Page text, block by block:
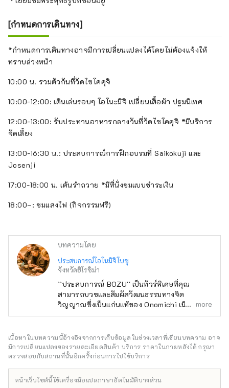
[กำหนดการเดินทาง]
*กำหนดการเดินทางอาจมีการเปลี่ยนแปลงได้โดยไม่ต้องแจ้งให้
ทราบล่วงหน้า
10:00 น. รวมตัวกันที่วัดไซโคคุจิ
10:00-12:00: เดินเล่นรอบๆ โอโนะมิจิ เปลี่ยนเสื้อผ้า ปฐมนิเทศ
12:00-13:00: รับประทานอาหารกลางวันที่วัดไซโคคุจิ *มีบริการ
จัดเลี้ยง
13:00-16:30 น.: ประสบการณ์การฝึกอบรมที่ Saikokuji และ
Josenji
17:00-18:00 น. เต้นรำถวาย *มีที่นั่งชมแบบชำระเงิน
18:00~: ชมแสงไฟ (กิจกรรมฟรี)
บทความโดย
ประสบการณ์โอโนมิจิโบซุ
จังหวัดฮิโรชิม่า
``ประสบการณ์ BOZU'' เป็นทัวร์พิเศษที่คุณ
สามารถบวชและสัมผัสวัฒนธรรมทางจิต
วิญญาณซึ่งเป็นแก่นแท้ของ Onomichi เมืองแห่ง
เนินเขาและวัดวาอาราม
more
เนื้อหาในบทความนี้อ้างอิงจากการเก็บข้อมูลในช่วงเวลาที่เขียนบทความ อาจ
มีการเปลี่ยนแปลงของรายละเอียดสินค้า บริการ ราคาในภายหลังได้ กรุณา
ตรวจสอบกับสถานที่นั้นอีกครั้งก่อนการไปใช้บริการ
หน้าเว็บไซต์นี้ใช้เครื่องมือแปลภาษาอัตโนมัติบางส่วน